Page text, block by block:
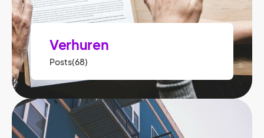
Verhuren
Posts(68)